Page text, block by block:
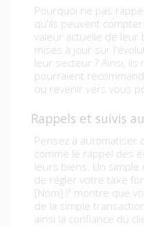
Pourquoi ne pas
qu'ils peuvent
valeur actuelle de leur
mises à jour sur
leur secteur ? Ainsi,
pourraient
ou revenir vers vous
Rappels et suivis
Pensez à automatiser
comme le rappel des
leurs biens. Un simple
de régler votre taxe
[Nom] !" montre que
de la simple
ainsi la confiance du